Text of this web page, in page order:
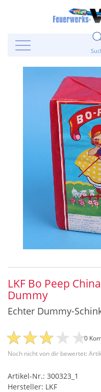
LKF Bo Peep
Dummy
Echter Dummy-
Noch nicht von dir bewertet:
0
Artikel-Nr.: 300323_1
Hersteller: LKF